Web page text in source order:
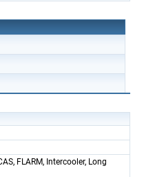
FLARM, Intercooler, Long